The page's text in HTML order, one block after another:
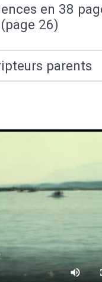
en 38
(page 26)
parents